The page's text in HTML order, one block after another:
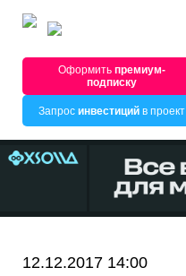
Оформитьпремиум-
подписку
Запрос инвестицийв проект
12.12.2017 14:00